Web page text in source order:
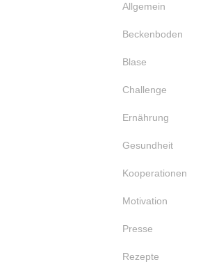
Allgemein
Beckenboden
Blase
Challenge
Ernährung
Gesundheit
Kooperationen
Motivation
Presse
Rezepte